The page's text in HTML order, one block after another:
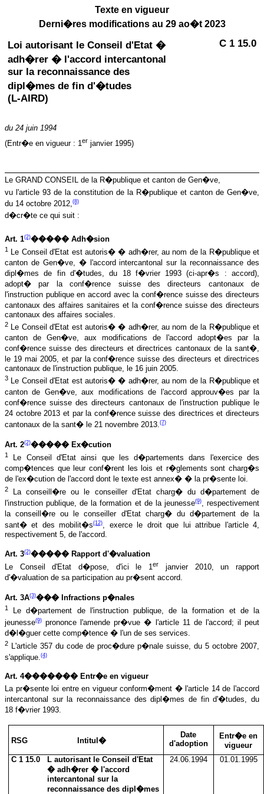
Texte en vigueur
Derni�res modifications au 29 ao�t 2023
Loi autorisant le Conseil d'Etat �
adh�rer � l'accord intercantonal
sur la reconnaissance des
dipl�mes de fin d'�tudes
(L-AIRD)
C 1 15.0
du 24 juin 1994
(Entr�e en vigueur : 1er janvier 1995)
Le GRAND CONSEIL de la R�publique et canton de Gen�ve,
vu l'article 93 de la constitution de la R�publique et canton de Gen�ve,
du 14 octobre 2012,(8)
d�cr�te ce qui suit :
Art. 1(2)����� Adh�sion
1
Le Conseil d'Etat est autoris� � adh�rer, au nom de la R�publique et
canton de Gen�ve, � l'accord intercantonal sur la reconnaissance des
dipl�mes de fin d'�tudes, du 18 f�vrier 1993 (ci-apr�s : accord),
adopt� par la conf�rence suisse des directeurs cantonaux de
l'instruction publique en accord avec la conf�rence suisse des directeurs
cantonaux des affaires sanitaires et la conf�rence suisse des directeurs
cantonaux des affaires sociales.
2 Le Conseil d'Etat est autoris� � adh�rer, au nom de la R�publique et
canton de Gen�ve, aux modifications de l'accord adopt�es par la
conf�rence suisse des directeurs et directrices cantonaux de la sant�,
le 19 mai 2005, et par la conf�rence suisse des directeurs et directrices
cantonaux de l'instruction publique, le 16 juin 2005.
3 Le Conseil d'Etat est autoris� � adh�rer, au nom de la R�publique et
canton de Gen�ve, aux modifications de l'accord approuv�es par la
conf�rence suisse des directeurs cantonaux de l'instruction publique le
24 octobre 2013 et par la conf�rence suisse des directrices et directeurs
cantonaux de la sant� le 21 novembre 2013. (7)
Art. 2(2)����� Ex�cution
1
Le Conseil d'Etat ainsi que les d�partements dans l'exercice des
comp�tences que leur conf�rent les lois et r�glements sont charg�s
de l'ex�cution de l'accord dont le texte est annex� � la pr�sente loi.
2
La conseill�re ou le conseiller d'Etat charg� du d�partement de
l'instruction publique, de la formation et de la jeunesse(9), respectivement
la conseill�re ou le conseiller d'Etat charg� du d�partement de la
sant� et des mobilit�s(12), exerce le droit que lui attribue l'article 4,
respectivement 5, de l'accord.
Art. 3(2)����� Rapport d'�valuation
Le Conseil d'Etat d�pose, d'ici le 1er
janvier 2010, un rapport
d'�valuation de sa participation au pr�sent accord.
Art. 3A(3)��� Infractions p�nales
1
Le d�partement de l'instruction publique, de la formation et de la
jeunesse(9) prononce l'amende pr�vue � l'article 11 de l'accord; il peut
d�l�guer cette comp�tence � l'un de ses services.
2 L'article 357 du code de proc�dure p�nale suisse, du 5 octobre 2007,
s'applique.(4)
Art. 4������� Entr�e en vigueur
La pr�sente loi entre en vigueur conform�ment � l'article 14 de l'accord
intercantonal sur la reconnaissance des dipl�mes de fin d'�tudes, du
18 f�vrier 1993.
RSG Intitul�
Date
d'adoption
Entr�e en
vigueur
C 1 15.0 L autorisant le Conseil d'Etat
� adh�rer � l'accord
intercantonal sur la
reconnaissance des dipl�mes
24.06.1994 01.01.1995